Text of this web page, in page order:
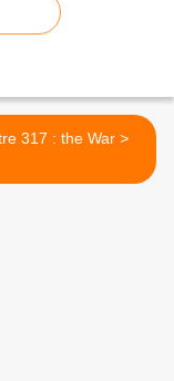
chapitre 317 : the War >